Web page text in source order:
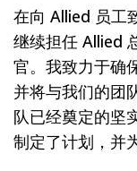
在向 Allied 员工
继续担任 Allied
官。我致力于确
并将与我们的团
队已经奠定的坚
制定了计划，并